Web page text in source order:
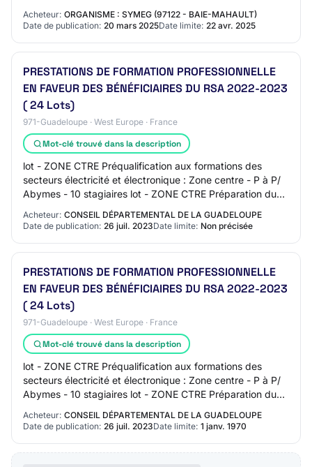
GUADELOUPE Objet : EXECUTION DE TRAVAUX
D'ELECTRIFICATI…
Acheteur: ORGANISME : SYMEG (97122 - BAIE-MAHAULT)
Date de publication: 20 mars 2025Date limite: 22 avr. 2025
PRESTATIONS DE FORMATION PROFESSIONNELLE
EN FAVEUR DES BÉNÉFICIAIRES DU RSA 2022-2023
( 24 Lots)
971-Guadeloupe · West Europe · France
Mot-clé trouvé dans la description
lot - ZONE CTRE Préqualification aux formations des
secteurs électricité et électronique : Zone centre - P à P/
Abymes - 10 stagiaires lot - ZONE CTRE Préparation du
certificat informatique PIX : Cen…
Acheteur: CONSEIL DÉPARTEMENTAL DE LA GUADELOUPE
Date de publication: 26 juil. 2023Date limite: Non précisée
PRESTATIONS DE FORMATION PROFESSIONNELLE
EN FAVEUR DES BÉNÉFICIAIRES DU RSA 2022-2023
( 24 Lots)
971-Guadeloupe · West Europe · France
Mot-clé trouvé dans la description
lot - ZONE CTRE Préqualification aux formations des
secteurs électricité et électronique : Zone centre - P à P/
Abymes - 10 stagiaires lot - ZONE CTRE Préparation du
certificat informatique PIX : Cen…
Acheteur: CONSEIL DÉPARTEMENTAL DE LA GUADELOUPE
Date de publication: 26 juil. 2023Date limite: 1 janv. 1970